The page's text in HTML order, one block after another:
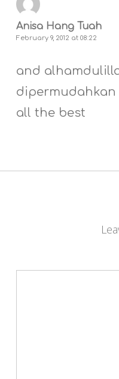
Anisa Hang Tuah
February 9, 2012 at 08:22
and
dipermudahkan
all the best